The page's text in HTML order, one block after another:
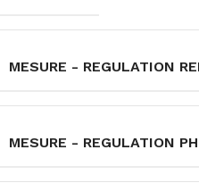
MESURE - REGULATION
MESURE - REGULATION PH